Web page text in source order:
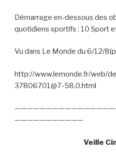
Démarrage en-dessous des
quotidiens sportifs : 10 Sport
Vu dans Le Monde du 6/12/
http://www.lemonde.fr/web/
37806701@7-58,0.html
———————————
Veille